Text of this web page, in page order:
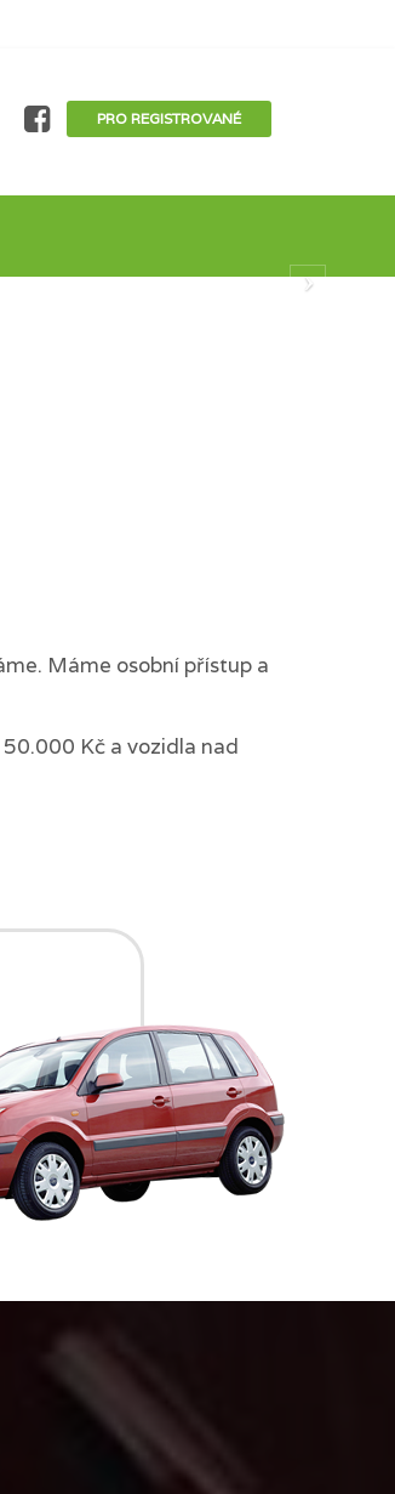
PRO REGISTROVANÉ
Máme osobní přístup a
Kč a vozidla nad